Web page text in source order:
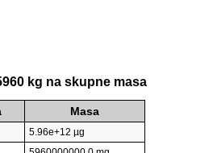
kg na skupne masa
Masa
5.96e+12 µg